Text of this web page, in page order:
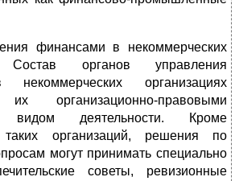
финансами в некоммерческих
Состав органов управления
организациях
их организационно-правовыми
деятельности. Кроме
таких организаций, решения по
могут принимать специально
советы, ревизионные